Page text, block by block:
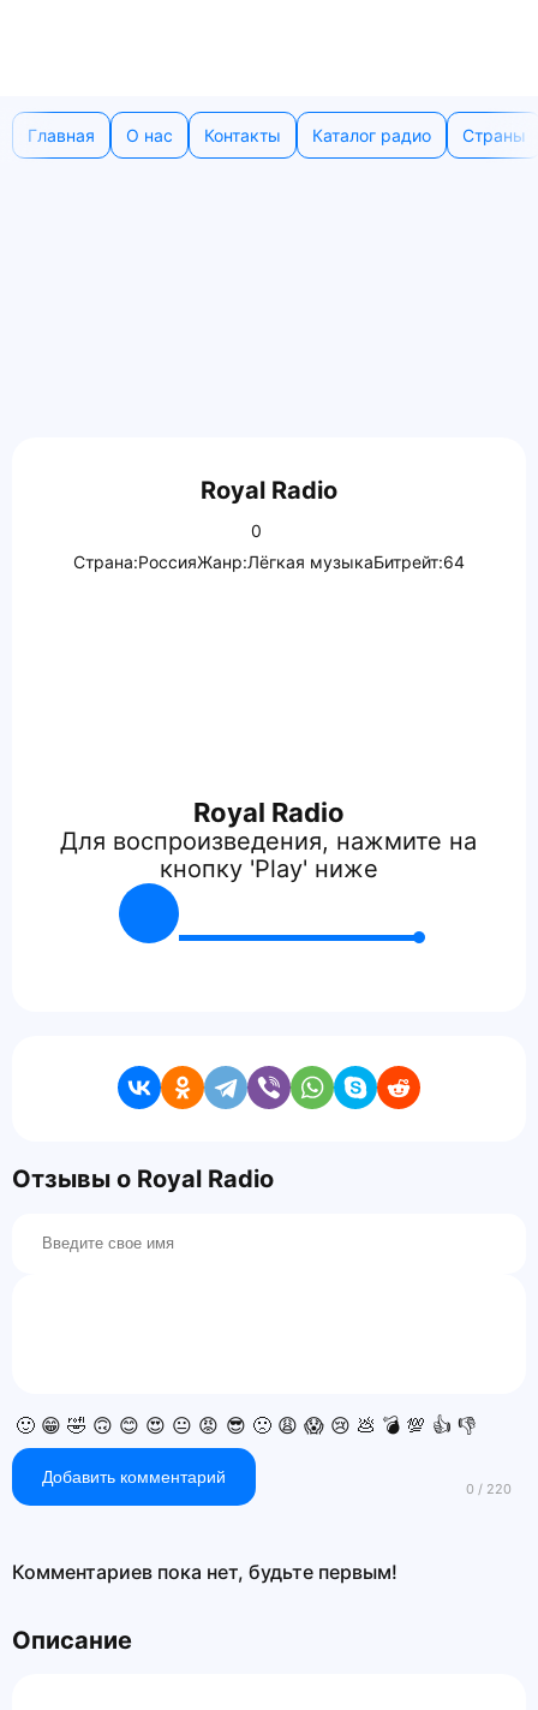
Главная О нас Контакты Каталог радио Страны
Royal Radio
0
Страна:РоссияЖанр:Лёгкая музыкаБитрейт:64
Royal Radio
Для воспроизведения, нажмите на
кнопку 'Play' ниже
Отзывы о Royal Radio
🙂 😁 🤣 🙃 😊 😍 😐 😡 😎 🙁 😩 😱 😢 💩 💣 💯 👍 👎
Добавить комментарий
Комментариев пока нет, будьте первым!
Описание